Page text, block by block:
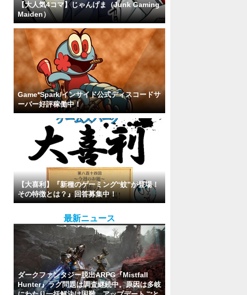
【大人気4コマ】じゃんげま（Junk Gaming
Maiden）
Game*Spark/インサイド公式ディスコードサ
ーバー好評稼働中！
【大喜利】『新種のゲーミング“蚊”が登場！
その特徴とは？』回答募集中！
最新ニュース
ダークファンタジー脱出ARPG『Mistfall
Hunter』ラグ問題は調査継続中。原因は多岐